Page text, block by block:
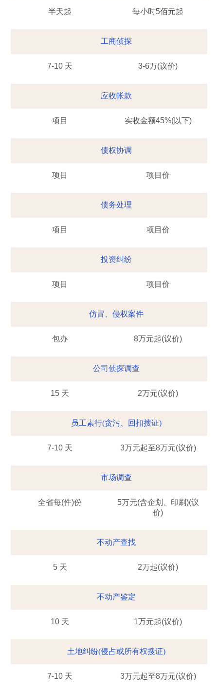
半天起 每小时5佰元起
工商侦探
7-10 天 3-6万(议价)
应收帐款
项目 实收金额45%(以下)
债权协调
项目 项目价
债务处理
项目 项目价
投资纠纷
项目 项目价
仿冒、侵权案件
包办 8万元起(议价)
公司侦探调查
15 天 2万元(议价)
员工素行(贪污、回扣搜证)
7-10 天 3万元起至8万元(议价)
市场调查
全省每(件)份
5万元(含企划、印刷)(议
价)
不动产查找
5 天 2万起(议价)
不动产鉴定
10 天 1万元起(议价)
土地纠纷(侵占或所有权搜证)
7-10 天 3万元起至8万元(议价)